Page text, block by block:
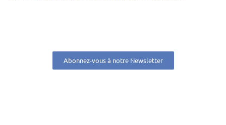
Abonnez-vous à notre Newsletter